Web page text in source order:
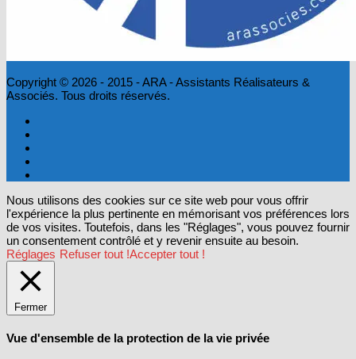
Copyright © 2026 - 2015 - ARA - Assistants Réalisateurs &
Associés. Tous droits réservés.
Nous utilisons des cookies sur ce site web pour vous offrir
l'expérience la plus pertinente en mémorisant vos préférences lors
de vos visites. Toutefois, dans les "Réglages", vous pouvez fournir
un consentement contrôlé et y revenir ensuite au besoin.
Réglages Refuser tout !Accepter tout !
Fermer
Vue d'ensemble de la protection de la vie privée